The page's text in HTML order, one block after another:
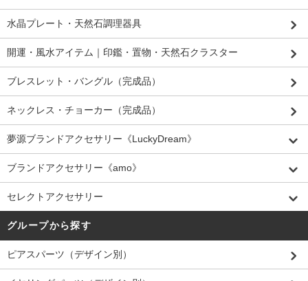
水晶プレート・天然石調理器具
開運・風水アイテム｜印鑑・置物・天然石クラスター
ブレスレット・バングル（完成品）
ネックレス・チョーカー（完成品）
夢源ブランドアクセサリー《LuckyDream》
ブランドアクセサリー《amo》
セレクトアクセサリー
グループから探す
ピアスパーツ（デザイン別）